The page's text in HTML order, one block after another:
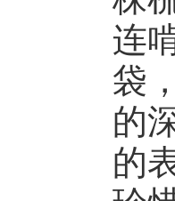
连
袋
的
的